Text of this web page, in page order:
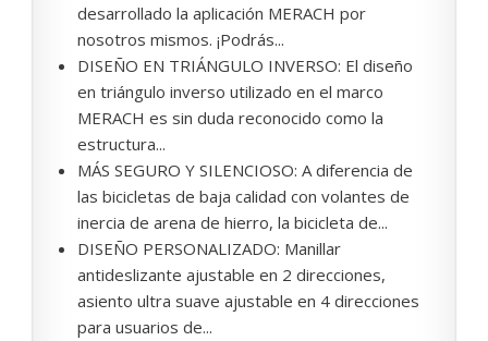
desarrollado la aplicación MERACH por
nosotros mismos. ¡Podrás...
DISEÑO EN TRIÁNGULO INVERSO: El diseño
en triángulo inverso utilizado en el marco
MERACH es sin duda reconocido como la
estructura...
MÁS SEGURO Y SILENCIOSO: A diferencia de
las bicicletas de baja calidad con volantes de
inercia de arena de hierro, la bicicleta de...
DISEÑO PERSONALIZADO: Manillar
antideslizante ajustable en 2 direcciones,
asiento ultra suave ajustable en 4 direcciones
para usuarios de...